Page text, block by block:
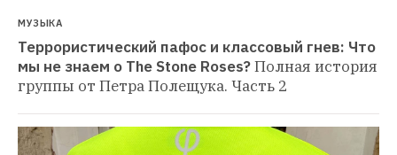
МУЗЫКА
Террористический пафос и классовый гнев: Что
мы не знаем о The Stone Roses?Полная история
группы от Петра Полещука. Часть 2